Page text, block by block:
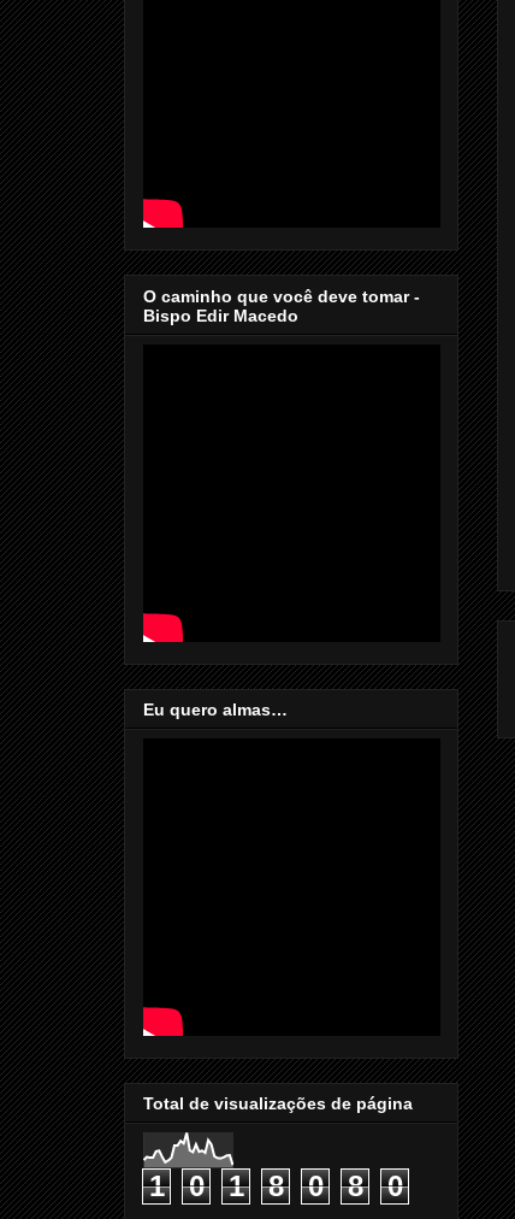
O caminho que você deve tomar -
Bispo Edir Macedo
Eu quero almas…
Total de visualizações de página
1 0 1 8 0 8 0